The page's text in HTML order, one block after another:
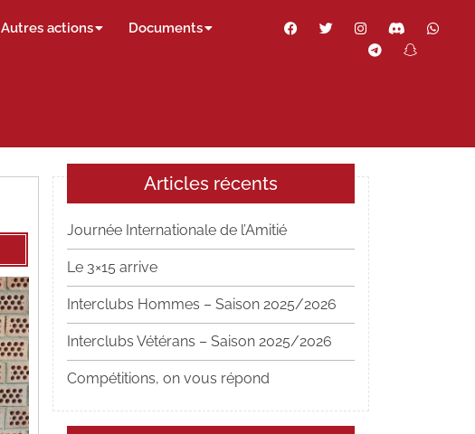
Autres actions Documents Facebook
Twitter InstagramDiscord
Telegram
Articles récents
Journée Internationale de l’Amitié
Le 3×15 arrive
Interclubs Hommes – Saison 2025/2026
Interclubs Vétérans – Saison 2025/2026
Compétitions, on vous répond